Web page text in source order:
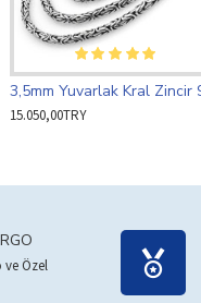
15.050,00TRY
ve Özel